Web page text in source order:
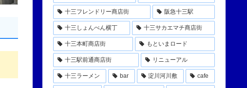
十三フレンドリー商店街 阪急十三駅
十三しょんべん横丁 十三サカエマチ商店街
十三本町商店街 もといまロード
十三駅前通商店街 リニューアル
十三ラーメン bar 淀川河川敷 cafe